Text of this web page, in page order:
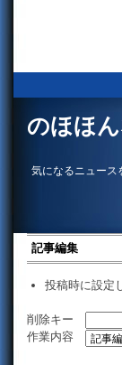
のほほ
気になるニュース
記事編集
投稿時に設定
削除キー
作業内容